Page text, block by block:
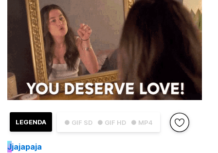
● GIF SD ● GIF HD ● MP4
LEGENDA
Jjajapaja